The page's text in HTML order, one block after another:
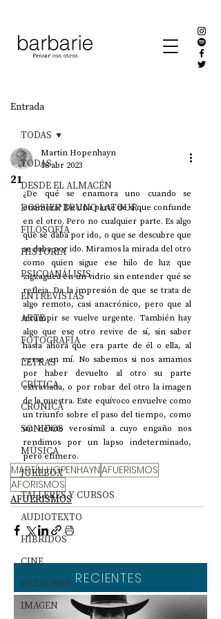
Entrada
TODAS
DESDE EL ALMACÉN
DOSSIER BRUNO LATOUR
FILOSOFÍA
HISTORIA
PSICOANÁLISIS
ENTREVISTAS
ARTE
FOTOGRAFÍA
LETRAS
CRÍTICA
CRÓNICA
SONIDOS
MÚSICA
JUKEBOX
TALLERES Y CURSOS
AUDIOTEXTO
HÍBRIDOS
CINE
FICCIONES
IMAGEN
TODAS
21
Martin Hopenhayn
18 abr 2023
¿De qué se enamora uno cuando se
enamora? De una parte de sí que confunde
en el otro. Pero no cualquier parte. Es algo
que se daba por ido, o que se descubre que
se daba por ido. Miramos la mirada del otro
como quien sigue ese hilo de luz que
zigzaguea en un vidrio sin entender qué se
refleja. Da la impresión de que se trata de
algo remoto, casi anacrónico, pero que al
irrumpir se vuelve urgente. También hay
algo que ese otro revive de sí, sin saber
hasta ahora que era parte de él o ella, al
verse en mí. No sabemos si nos amamos
por haber devuelto al otro su parte
extraviada, o por robar del otro la imagen
de la nuestra. Este equívoco envuelve como
un triunfo sobre el paso del tiempo, como
un delirio verosímil a cuyo engaño nos
rendimos por un lapso indeterminado,
pero efímero.
MARTÍN HOPENHAYNAFUERISMOS
AFORISMOS
AFUERISMOS
RECIENTES